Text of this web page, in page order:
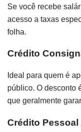
Se você recebe
acesso a taxas
folha.
Crédito
Ideal para quem é
público. O desconto
que geralmente
Crédito